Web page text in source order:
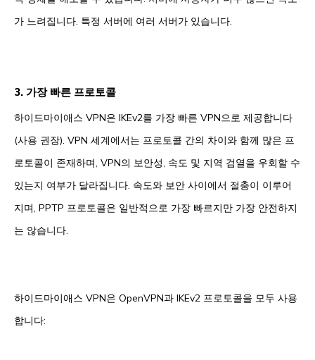
가 느려집니다. 특정 서버에 여러 서버가 있습니다.
3. 가장 빠른 프로토콜
하이드마이애스 VPN은 IKEv2를 가장 빠른 VPN으로 제공합니다
(사용 권장). VPN 세계에서는 프로토콜 간의 차이와 함께 많은 프
로토콜이 존재하며, VPN의 보안성, 속도 및 지역 검열을 우회할 수
있는지 여부가 달라집니다. 속도와 보안 사이에서 절충이 이루어
지며, PPTP 프로토콜은 일반적으로 가장 빠르지만 가장 안전하지
는 않습니다.
하이드마이애스 VPN은 OpenVPN과 IKEv2 프로토콜을 모두 사용
합니다: